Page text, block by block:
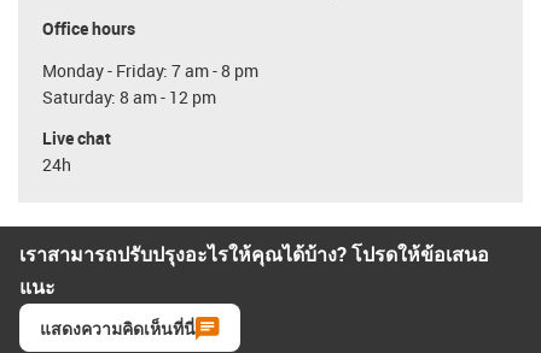
Office hours
Monday - Friday: 7 am - 8 pm
Saturday: 8 am - 12 pm
Live chat
24h
เราสามารถปรับปรุงอะไรให้คุณได้บ้าง? โปรดให้ข้อเสนอ
แนะ
แสดงความคิดเห็นที่นี่